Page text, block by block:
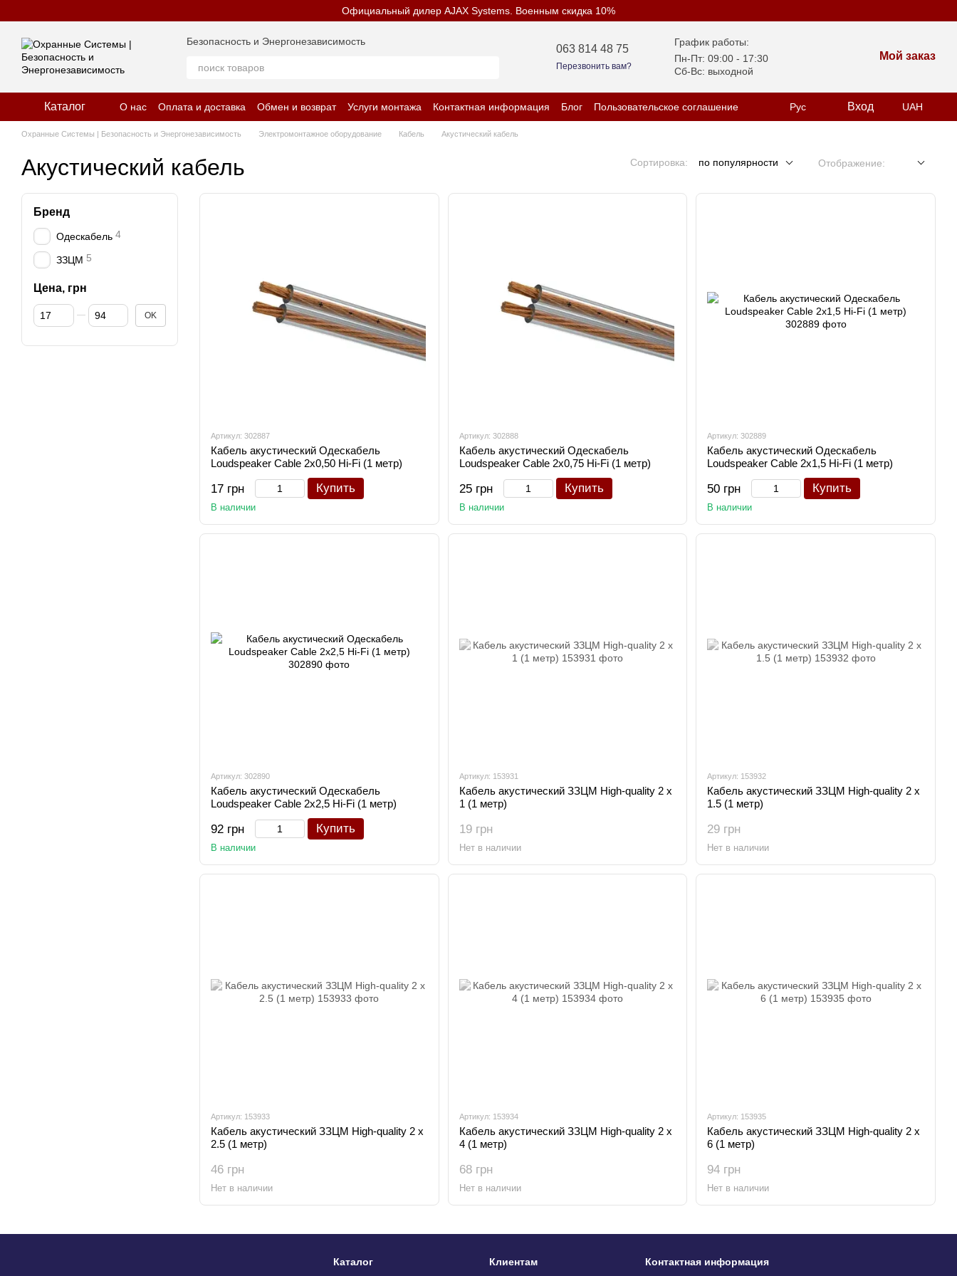
Официальный дилер AJAX Systems. Военным скидка 10%
Безопасность и Энергонезависимость
063 814 48 75
Перезвонить вам?
График работы:
Пн-Пт: 09:00 - 17:30
Сб-Вс: выходной
Мой заказ
Каталог О нас Оплата и доставка Обмен и возврат Услуги монтажа Контактная информация Блог
Пользовательское соглашение
Отзывы о магазине
Политика конфиденциальности
Рус Вход UAH
Охранные Системы | Безопасность и Энергонезависимость Электромонтажное оборудование Кабель Акустический кабель
Акустический кабель Сортировка: по популярности Отображение:
Артикул: 302887
Кабель акустический Одескабель
Loudspeaker Cable 2х0,50 Hi-Fi (1 метр)
17 грн Купить
В наличии
Артикул: 302888
Кабель акустический Одескабель
Loudspeaker Cable 2х0,75 Hi-Fi (1 метр)
25 грн Купить
В наличии
Артикул: 302889
Кабель акустический Одескабель
Loudspeaker Cable 2х1,5 Hi-Fi (1 метр)
50 грн Купить
В наличии
Артикул: 302890
Кабель акустический Одескабель
Loudspeaker Cable 2х2,5 Hi-Fi (1 метр)
92 грн Купить
В наличии
Артикул: 153931
Кабель акустический ЗЗЦМ High-quality 2 x
1 (1 метр)
19 грн
Нет в наличии
Артикул: 153932
Кабель акустический ЗЗЦМ High-quality 2 x
1.5 (1 метр)
29 грн
Нет в наличии
Артикул: 153933
Кабель акустический ЗЗЦМ High-quality 2 x
2.5 (1 метр)
46 грн
Нет в наличии
Артикул: 153934
Кабель акустический ЗЗЦМ High-quality 2 x
4 (1 метр)
68 грн
Нет в наличии
Артикул: 153935
Кабель акустический ЗЗЦМ High-quality 2 x
6 (1 метр)
94 грн
Нет в наличии
Бренд
Одескабель 4
ЗЗЦМ 5
Цена, грн
От Цена, грн
До Цена, грн OK
Каталог Клиентам Контактная информация